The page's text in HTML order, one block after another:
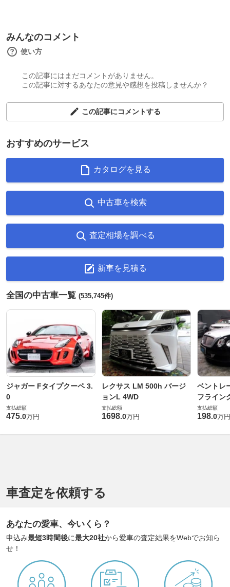
みんなのコメント
使い方
この記事にはまだコメントがありません。
この記事に対するあなたの意見や感想を投稿しませんか？
この記事にコメントする
おすすめのサービス
カタログを見る
中古車を検索
査定相場を調べる
新車を見積る
全国の中古車一覧 (535,745件)
ジャガー Fタイプクーペ 3.
0
支払総額
475.0万円
レクサス LM 500h バージ
ョンL 4WD
支払総額
1698.0万円
ベントレ
フライン
支払総額
198.0万円
車査定を依頼する
あなたの愛車、今いくら？
申込み最短3時間後に最大20社から愛車の査定結果をWebでお知ら
せ！